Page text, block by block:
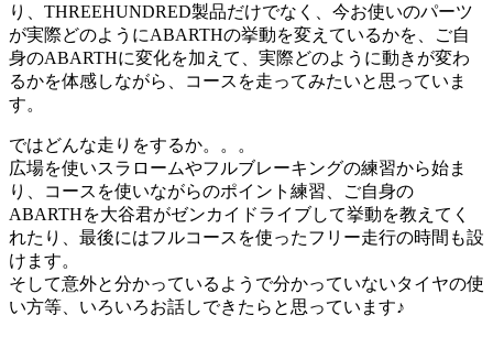
り、THREEHUNDRED製品だけでなく、今お使いのパーツ
が実際どのようにABARTHの挙動を変えているかを、ご自
身のABARTHに変化を加えて、実際どのように動きが変わ
るかを体感しながら、コースを走ってみたいと思っていま
す。
ではどんな走りをするか。。。
広場を使いスラロームやフルブレーキングの練習から始ま
り、コースを使いながらのポイント練習、ご自身の
ABARTHを大谷君がゼンカイドライブして挙動を教えてく
れたり、最後にはフルコースを使ったフリー走行の時間も設
けます。
そして意外と分かっているようで分かっていないタイヤの使
い方等、いろいろお話しできたらと思っています♪